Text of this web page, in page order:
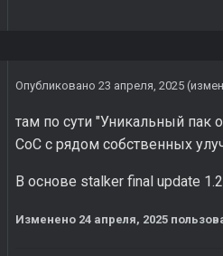
Опубликовано 23 апреля, 2025
там по сути "Уникальный пак
CoC с рядом собственных
В основе stalker final update
Изменено 24 апреля, 2025